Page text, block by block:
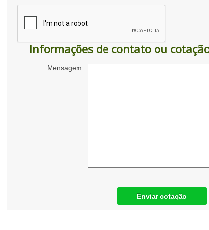
Informações de contato ou
Mensagem:
Enviar cotação